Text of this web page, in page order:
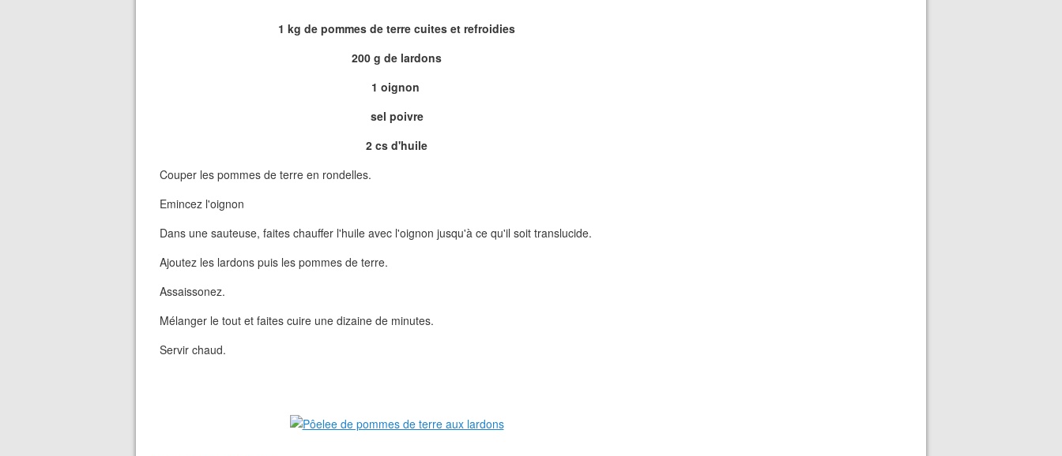
1 kg de pommes de terre cuites et refroidies
200 g de lardons
1 oignon
sel poivre
2 cs d'huile
Couper les pommes de terre en rondelles.
Emincez l'oignon
Dans une sauteuse, faites chauffer l'huile avec l'oignon jusqu'à ce qu'il soit translucide.
Ajoutez les lardons puis les pommes de terre.
Assaissonez.
Mélanger le tout et faites cuire une dizaine de minutes.
Servir chaud.